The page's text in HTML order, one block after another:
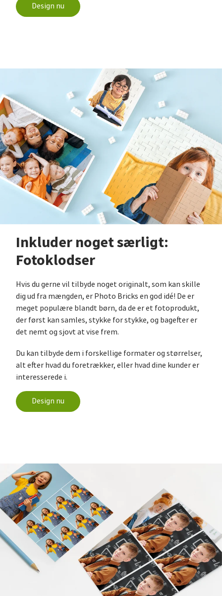
Design nu
Inkluder noget særligt:
Fotoklodser
Hvis du gerne vil tilbyde noget originalt, som kan skille
dig ud fra mængden, er Photo Bricks en god idé! De er
meget populære blandt børn, da de er et fotoprodukt,
der først kan samles, stykke for stykke, og bagefter er
det nemt og sjovt at vise frem.
Du kan tilbyde dem i forskellige formater og størrelser,
alt efter hvad du foretrækker, eller hvad dine kunder er
interesserede i.
Design nu